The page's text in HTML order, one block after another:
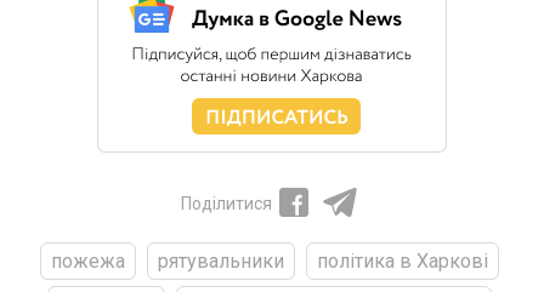
Поділитися
пожежа рятувальники
політика в Харкові